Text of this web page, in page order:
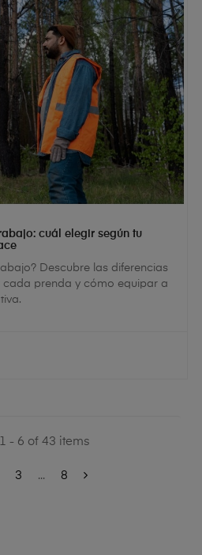
cuál elegir según tu
Descubre las diferencias
cada prenda y cómo equipar a
- 6 of 43 items
3 ... 8